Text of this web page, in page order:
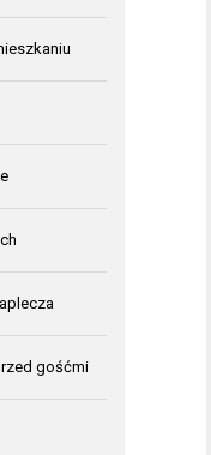
gośćmi